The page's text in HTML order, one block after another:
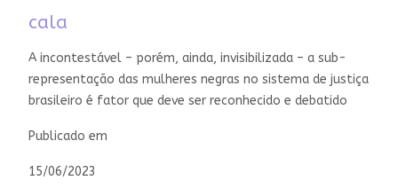
cala
A incontestável – porém, ainda, invisibilizada – a sub-
representação das mulheres negras no sistema de justiça
brasileiro é fator que deve ser reconhecido e debatido
Publicado em
15/06/2023